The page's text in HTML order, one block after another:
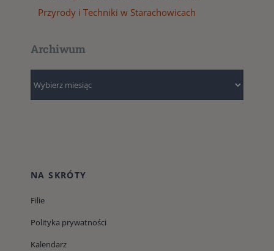
Przyrody i Techniki w Starachowicach
Archiwum
NA SKRÓTY
Filie
Polityka prywatności
Kalendarz